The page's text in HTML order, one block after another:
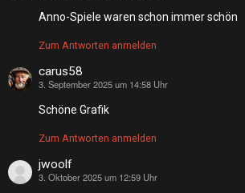
Anno-Spiele waren schon immer schön
Zum Antworten anmelden
carus58
sagt:
3. September 2025 um 14:58 Uhr
Schöne Grafik
Zum Antworten anmelden
jwoolf
sagt:
3. Oktober 2025 um 12:59 Uhr